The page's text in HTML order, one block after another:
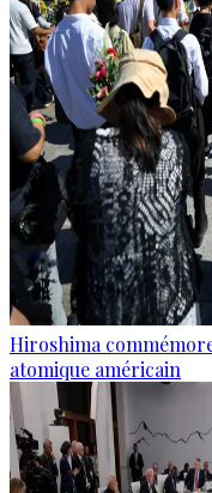
Hiroshima
atomique américain